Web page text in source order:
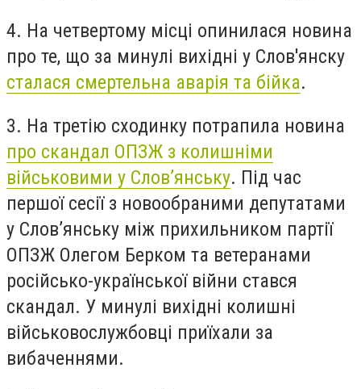
4. На четвертому місці опинилася новина
про те, що за минулі вихідні у Слов'янску
сталася смертельна аварія та бійка.
3. На третію сходинку потрапила новина
про скандал ОПЗЖ з колишніми
військовими у Слов’янську. Під час
першої сесії з новообраними депутатами
у Слов’янську між прихильником партії
ОПЗЖ Олегом Берком та ветеранами
російсько-української війни стався
скандал. У минулі вихідні колишні
військовослужбовці приїхали за
вибаченнями.